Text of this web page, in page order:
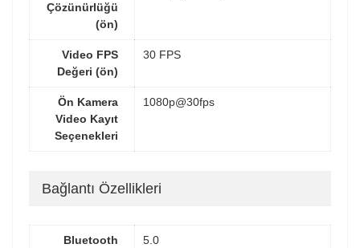
Çözünürlüğü
(ön)
Video FPS
Değeri (ön)
30 FPS
Ön Kamera
Video Kayıt
Seçenekleri
1080p@30fps
Bağlantı Özellikleri
Bluetooth
5.0